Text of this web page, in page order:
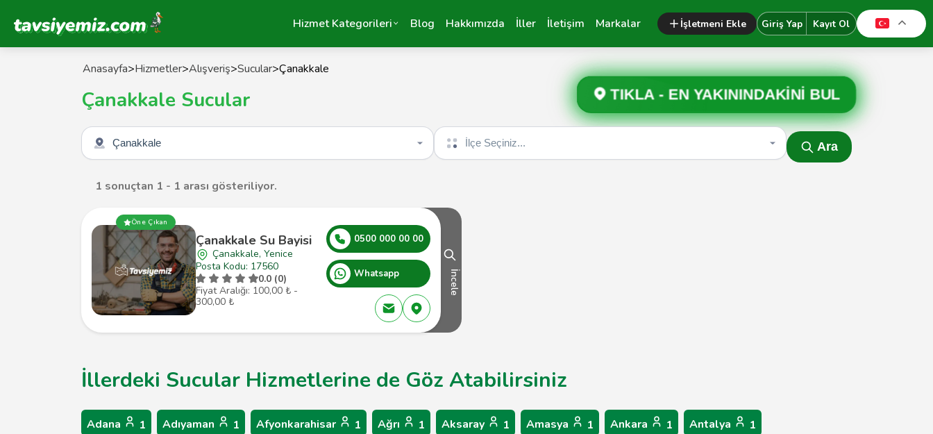
Tavsiyemiz Anasayfa Hizmet Kategorileri Blog Hakkımızda İller İletişim Markalar İşletmeni Ekle Giriş Yap Kayıt Ol
Anasayfa>Hizmetler>Alışveriş>Sucular>Çanakkale
Çanakkale Sucular TIKLA -EN YAKININDAKİNİ BUL
Şehir seçin İlçe seçin
Ara
1 sonuçtan 1 - 1 arası gösteriliyor.
Öne Çıkan
Çanakkale Su Bayisi
Çanakkale, Yenice
Posta Kodu: 17560
0.0 (0)
Fiyat Aralığı: 100,00 ₺ -
300,00 ₺
0500 000 00 00
Whatsapp İncele
İllerdeki Sucular Hizmetlerine de Göz Atabilirsiniz
Adana 1 Adıyaman 1 Afyonkarahisar 1 Ağrı 1 Aksaray 1 Amasya 1 Ankara 1 Antalya 1